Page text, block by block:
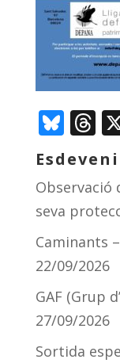
Observació
seva
Caminants
22/09/2026
GAF (Grup
27/09/2026
Sortida